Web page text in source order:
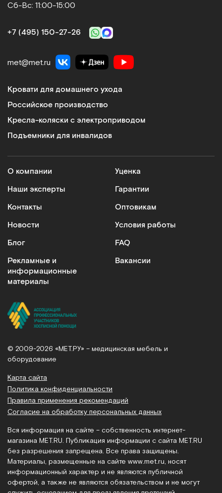
Сб-Вс: 11:00-15:00
+7 (495) 150‑27‑26
met@met.ru
Кровати для домашнего ухода
Российское производство
Кресла-коляски с электроприводом
Подъемники для инвалидов
О компании
Наши эксперты
Контакты
Новости
Блог
Рекламные и
информационные
материалы
Уценка
Гарантии
Оптовикам
Условия работы
FAQ
Вакансии
© 2009-2026 «МЕТ.РУ» – медицинская мебель и
оборудование
Карта сайта
Политика конфиденциальности
Правила применения рекомендаций
Согласие на обработку персональных данных
Вся информация на сайте – собственность интернет-
магазина MET.RU. Публикация информации с сайта MET.RU
без разрешения запрещена. Все права защищены.
Материалы, размещенные на сайте www.met.ru , носят
информационный характер и не являются публичной
офертой, а также не являются обязательством и не могут